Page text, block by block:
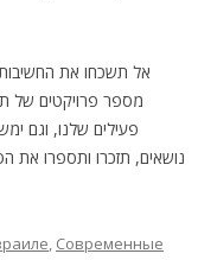
אל תשכחו את
מספר פרויקטים של
פעילים שלנו, וגם
נושאים, תזכרו ותספרו את
, Современные